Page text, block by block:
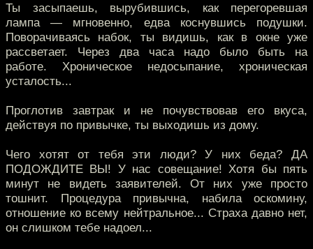
Ты засыпаешь, вырубившись, как перегоревшая
лампа — мгновенно, едва коснувшись подушки.
Поворачиваясь набок, ты видишь, как в окне уже
рассветает. Через два часа надо было быть на
работе. Хроническое недосыпание, хроническая
усталость...
Проглотив завтрак и не почувствовав его вкуса,
действуя по привычке, ты выходишь из дому.
Чего хотят от тебя эти люди? У них беда? ДА
ПОДОЖДИТЕ ВЫ! У нас совещание! Хотя бы пять
минут не видеть заявителей. От них уже просто
тошнит. Процедура привычна, набила оскомину,
отношение ко всему нейтральное... Страха давно нет,
он слишком тебе надоел...